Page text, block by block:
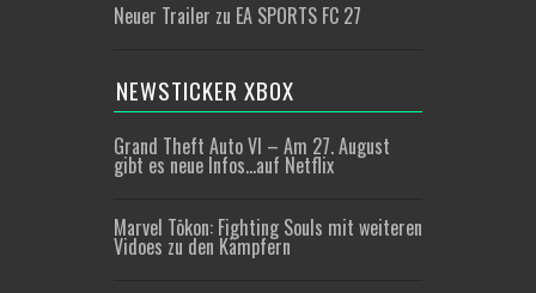
Neuer Trailer zu EA SPORTS FC 27
NEWSTICKER XBOX
Grand Theft Auto VI – Am 27. August
gibt es neue Infos…auf Netflix
Marvel Tōkon: Fighting Souls mit weiteren
Vidoes zu den Kämpfern